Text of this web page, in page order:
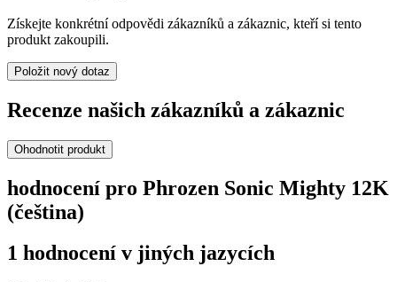
Získejte konkrétní odpovědi zákazníků a zákaznic, kteří si tento
produkt zakoupili.
Položit nový dotaz
Recenze našich zákazníků a zákaznic
Ohodnotit produkt
hodnocení pro Phrozen Sonic Mighty 12K
(čeština)
1 hodnocení v jiných jazycích